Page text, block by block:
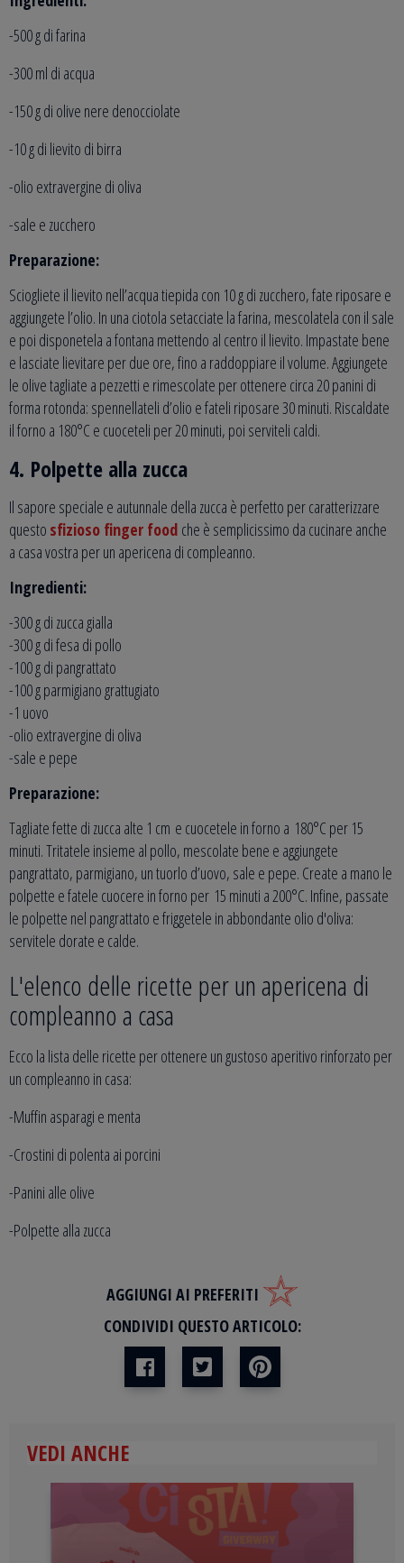
-500 g di farina
-300 ml di acqua
-150 g di olive nere denocciolate
-10 g di lievito di birra
-olio extravergine di oliva
-sale e zucchero
Preparazione:
Sciogliete il lievito nell’acqua tiepida con 10 g di zucchero, fate riposare e
aggiungete l’olio. In una ciotola setacciate la farina, mescolatela con il sale
e poi disponetela a fontana mettendo al centro il lievito. Impastate bene
e lasciate lievitare per due ore, fino a raddoppiare il volume. Aggiungete
le olive tagliate a pezzetti e rimescolate per ottenere circa 20 panini di
forma rotonda: spennellateli d’olio e fateli riposare 30 minuti. Riscaldate
il forno a 180°C e cuoceteli per 20 minuti, poi serviteli caldi.
4. Polpette alla zucca
Il sapore speciale e autunnale della zucca è perfetto per caratterizzare
questo sfizioso finger food che è semplicissimo da cucinare anche
a casa vostra per un apericena di compleanno.
Ingredienti:
-300 g di zucca gialla
-300 g di fesa di pollo
-100 g di pangrattato
-100 g parmigiano grattugiato
-1 uovo
-olio extravergine di oliva
-sale e pepe
Preparazione:
Tagliate fette di zucca alte 1 cm e cuocetele in forno a 180°C per 15
minuti. Tritatele insieme al pollo, mescolate bene e aggiungete
pangrattato, parmigiano, un tuorlo d’uovo, sale e pepe. Create a mano le
polpette e fatele cuocere in forno per 15 minuti a 200°C. Infine, passate
le polpette nel pangrattato e friggetele in abbondante olio d'oliva:
servitele dorate e calde.
L'elenco delle ricette per un apericena di
compleanno a casa
Ecco la lista delle ricette per ottenere un gustoso aperitivo rinforzato per
un compleanno in casa:
-Muffin asparagi e menta
-Crostini di polenta ai porcini
-Panini alle olive
-Polpette alla zucca
AGGIUNGI AI PREFERITI
CONDIVIDI QUESTO ARTICOLO:
VEDI ANCHE